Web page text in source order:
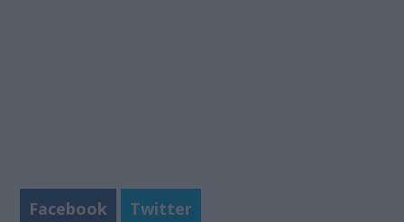
Facebook
Twitter